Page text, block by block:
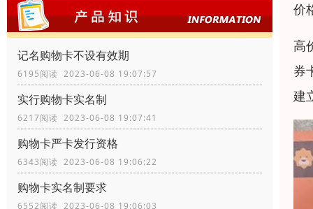
记名购物卡不设有效期
6195阅读 2023-06-08 19:07:57
实行购物卡实名制
6217阅读 2023-06-08 19:07:41
购物卡严卡发行资格
6343阅读 2023-06-08 19:06:22
购物卡实名制要求
6552阅读 2023-06-08 19:06:03
价
高
券
建